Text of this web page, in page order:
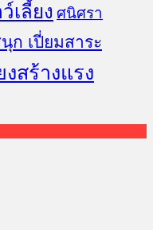
เลี้ยง ศนิศรา
ก เปี่ยมสาระ
งสร้างแรง